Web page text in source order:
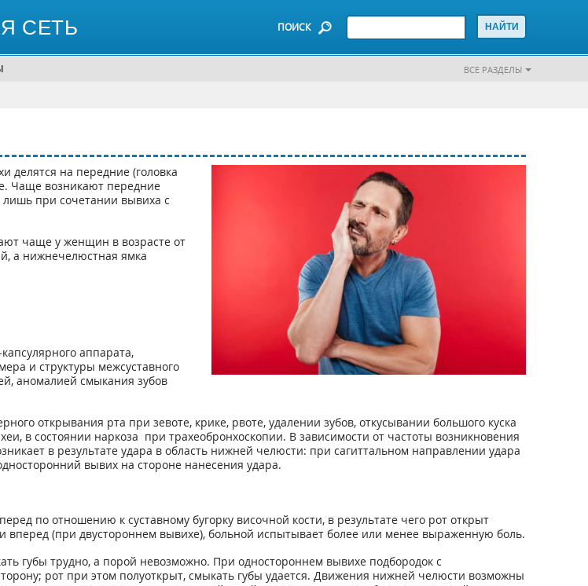
СЕТЬ ПОИСК
ВСЕ РАЗДЕЛЫ
делятся на передние (головка
Чаще возникают передние
при сочетании вывиха с
чаще у женщин в возрасте от
а нижнечелюстная ямка
аппарата,
и структуры межсуставного
аномалией смыкания зубов
открывания рта при зевоте, крике, рвоте, удалении зубов, откусывании большого куска
в состоянии наркоза при трахеобронхоскопии. В зависимости от частоты возникновения
в результате удара в область нижней челюсти: при сагиттальном направлении удара
вывих на стороне нанесения удара.
по отношению к суставному бугорку височной кости, в результате чего рот открыт
(при двустороннем вывихе), больной испытывает более или менее выраженную боль.
губы трудно, а порой невозможно. При одностороннем вывихе подбородок с
рот при этом полуоткрыт, смыкать губы удается. Движения нижней челюсти возможны